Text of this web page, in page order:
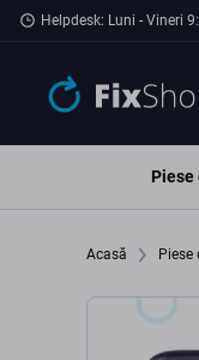
Preskočiť na hlavný
Helpdesk: Luni - Vineri
Piese
Acasă Piese